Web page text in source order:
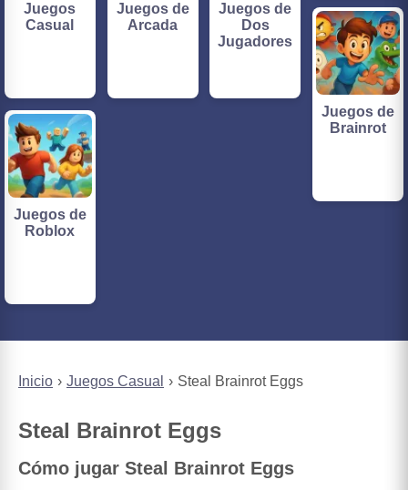
Inicio Juegos Casual Steal Brainrot Eggs
Steal Brainrot Eggs
Cómo jugar Steal Brainrot Eggs
Juegos
Casual
Juegos de
Arcada
Juegos de
Dos
Jugadores
Juegos de
Brainrot
Juegos de
Roblox